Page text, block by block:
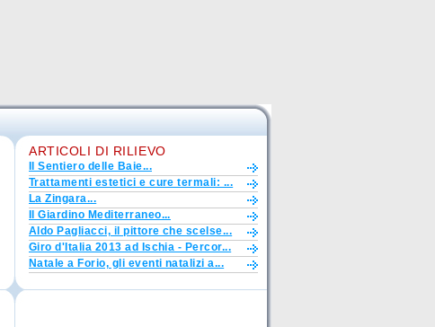
ARTICOLI DI RILIEVO
Il Sentiero delle Baie...
Trattamenti estetici e cure termali: ...
La Zingara...
Il Giardino Mediterraneo...
Aldo Pagliacci, il pittore che scelse...
Giro d'Italia 2013 ad Ischia - Percor...
Natale a Forio, gli eventi natalizi a...